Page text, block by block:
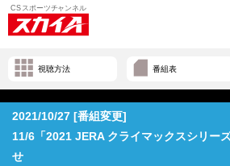
視聴方法 番組表
2021/10/27 [番組変更]
11/6「2021 JERA クライマックスシリー
せ